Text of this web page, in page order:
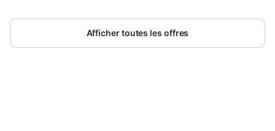
This property offers access to a terrace,
free private parking and free WiFi.
chambres
Afficher toutes les offres